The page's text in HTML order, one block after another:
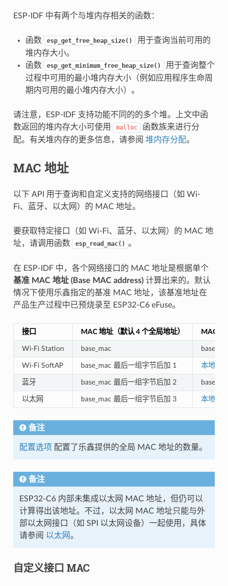
ESP-IDF 中有两个与堆内存相关的函数：
函数 esp_get_free_heap_size()
用于查询当前可用的
堆内存大小。
函数
esp_get_minimum_free_heap_size()
用于查询整个
过程中可用的最小堆内存大小（例如应用程序生命周
期内可用的最小堆内存大小）。
请注意，ESP-IDF 支持功能不同的的多个堆。上文中函
数返回的堆内存大小可使用
malloc
函数族来进行分
配。有关堆内存的更多信息，请参阅 堆内存分配。
MAC 地址
以下 API 用于查询和自定义支持的网络接口（如 Wi-
Fi、蓝牙、以太网）的 MAC 地址。
要获取特定接口（如 Wi-Fi、蓝牙、以太网）的 MAC 地
址，请调用函数
esp_read_mac() 。
在 ESP-IDF 中，各个网络接口的 MAC 地址是根据单个
基准 MAC 地址 (Base MAC address)计算出来的。默认
情况下使用乐鑫指定的基准 MAC 地址，该基准地址在
产品生产过程中已预烧录至 ESP32-C6 eFuse。
接口 MAC 地址（默认 4 个全局地址） MAC
Wi-Fi Station base_mac
Wi-Fi SoftAP base_mac 最后一组字节后加 1 本地
蓝牙 base_mac 最后一组字节后加 2
以太网 base_mac 最后一组字节后加 3 本地
备注
配置选项 配置了乐鑫提供的全局 MAC 地址的数量。
备注
ESP32-C6 内部未集成以太网 MAC 地址，但仍可以
计算得出该地址。不过，以太网 MAC 地址只能与外
部以太网接口（如 SPI 以太网设备）一起使用，具体
请参阅 以太网。
自定义接口 MAC